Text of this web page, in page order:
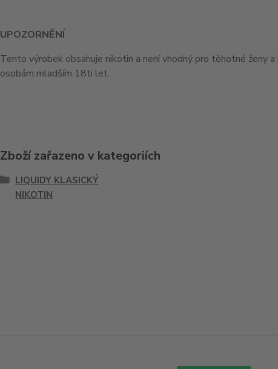
UPOZORNĚNÍ
Tento výrobek obsahuje nikotin a není vhodný pro těhotné ženy
osobám mladším 18ti let.
Zboží zařazeno v kategoriích
LIQUIDY KLASICKÝ
NIKOTIN